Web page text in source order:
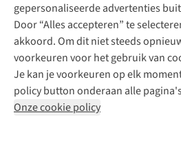
gepersonaliseerde advertenties
Door “Alles accepteren” te
akkoord. Om dit niet steeds
voorkeuren voor het gebruik van
Je kan je voorkeuren op elk
policy button onderaan alle
Onze cookie policy
Disclaimer Privacy Policy
Cookie Policy